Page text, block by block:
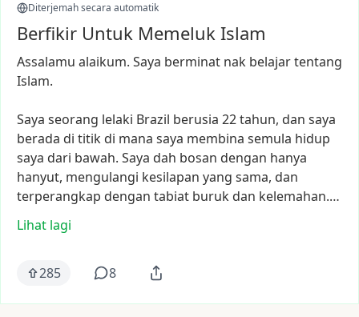
Diterjemah secara automatik
Berfikir Untuk Memeluk Islam
Assalamu alaikum. Saya berminat nak belajartentang
Islam.
Saya seorang lelaki Brazil berusia 22tahun, dan saya
berada di titik di mana saya membina semula hidup
saya dari bawah. Saya dah bosan dengan hanya
hanyut, mengulangi kesilapan yang sama, dan
terperangkap dengan tabiat buruk dan kelemahan.…
Lihat lagi
285 8